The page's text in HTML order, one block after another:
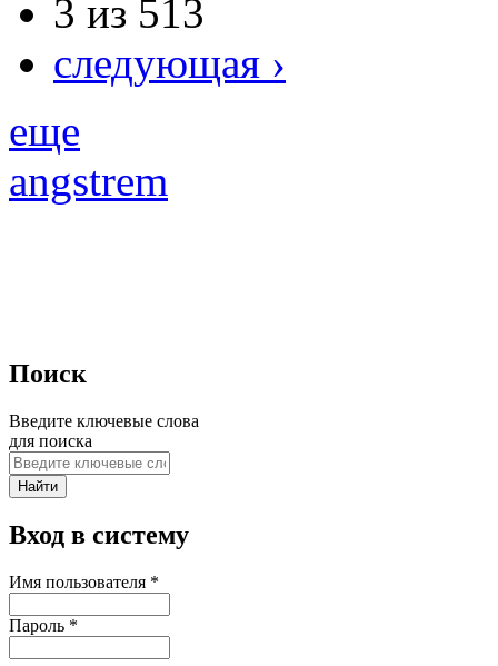
3 из 513
следующая ›
еще
angstrem
Поиск
Введите ключевые слова
для поиска
Вход в систему
Имя пользователя *
Пароль *